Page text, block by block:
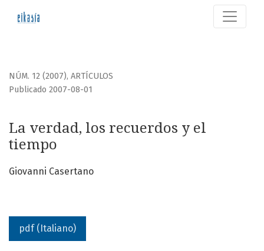
NÚM. 12 (2007), ARTÍCULOS
La verdad, los recuerdos y el
tiempo
Publicado 2007-08-01
Giovanni Casertano
pdf (Italiano)